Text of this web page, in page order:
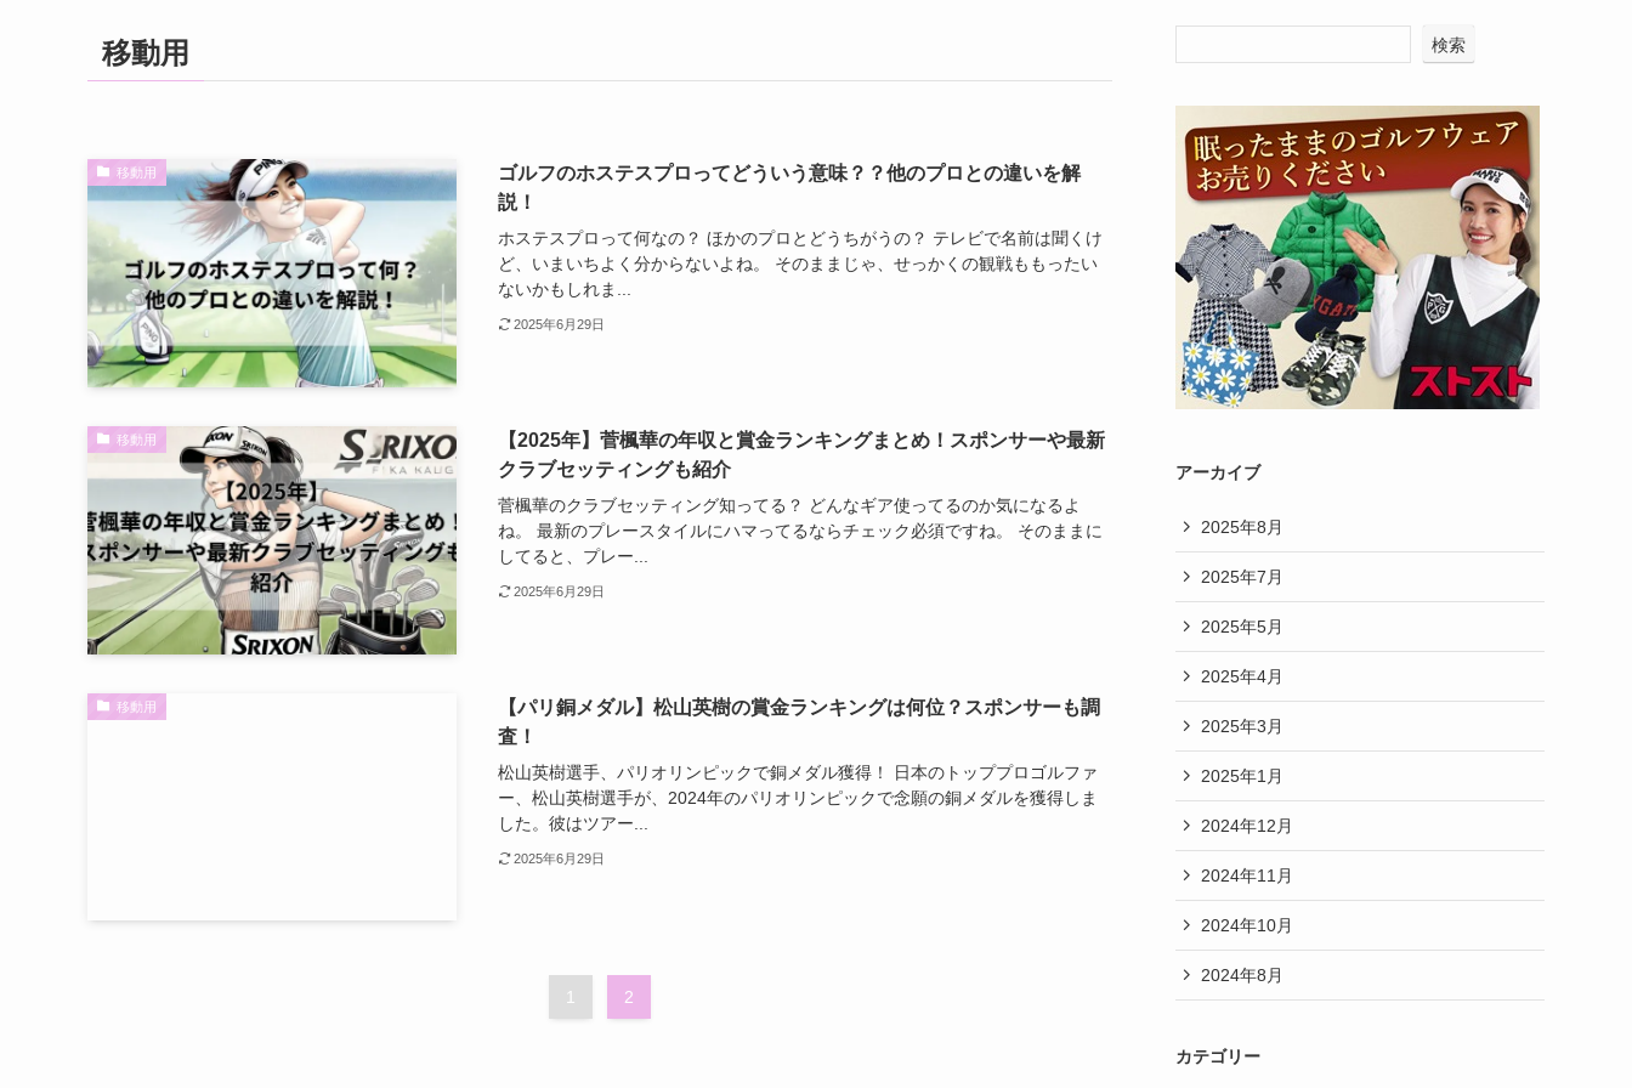
移動用
移動用
ゴルフのホステスプロってどういう意味？？他のプロとの違いを解
説！
ホステスプロって何なの？ ほかのプロとどうちがうの？ テレビで名前は聞くけ
ど、いまいちよく分からないよね。 そのままじゃ、せっかくの観戦ももったい
ないかもしれま...
2025年6月29日
移動用
【2025年】菅楓華の年収と賞金ランキングまとめ！スポンサーや最新
クラブセッティングも紹介
菅楓華のクラブセッティング知ってる？ どんなギア使ってるのか気になるよ
ね。 最新のプレースタイルにハマってるならチェック必須ですね。 そのままに
してると、プレー...
2025年6月29日
移動用
【パリ銅メダル】松山英樹の賞金ランキングは何位？スポンサーも調
査！
松山英樹選手、パリオリンピックで銅メダル獲得！ 日本のトッププロゴルファ
ー、松山英樹選手が、2024年のパリオリンピックで念願の銅メダルを獲得しま
した。彼はツアー...
2025年6月29日
1 2
検索
アーカイブ
2025年8月
2025年7月
2025年5月
2025年4月
2025年3月
2025年1月
2024年12月
2024年11月
2024年10月
2024年8月
カテゴリー